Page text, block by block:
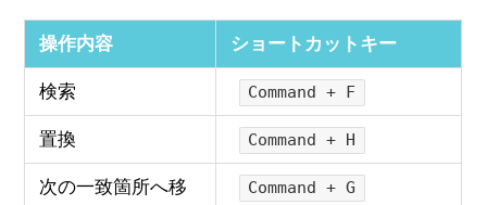
操作内容 ショートカットキー
検索 Command + F
置換 Command + H
次の一致箇所へ移
Command + G